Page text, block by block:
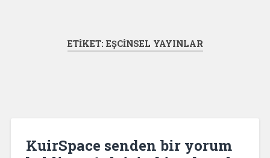
ETIKET: EŞCINSEL YAYINLAR
KuirSpace senden bir yorum